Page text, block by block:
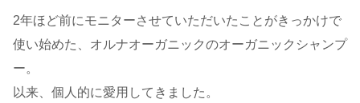
2年ほど前にモニターさせていただいたことがきっかけで
使い始めた、オルナオーガニックのオーガニックシャンプ
ー。
以来、個人的に愛用してきました。